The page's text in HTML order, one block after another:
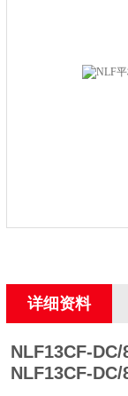
详细资料
NLF13CF-
NLF13CF-